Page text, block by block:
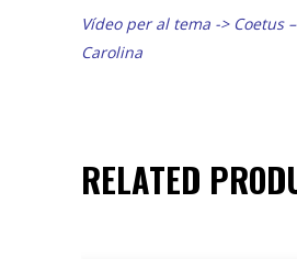
Vídeo per al tema -> Coetus
Carolina
RELATED